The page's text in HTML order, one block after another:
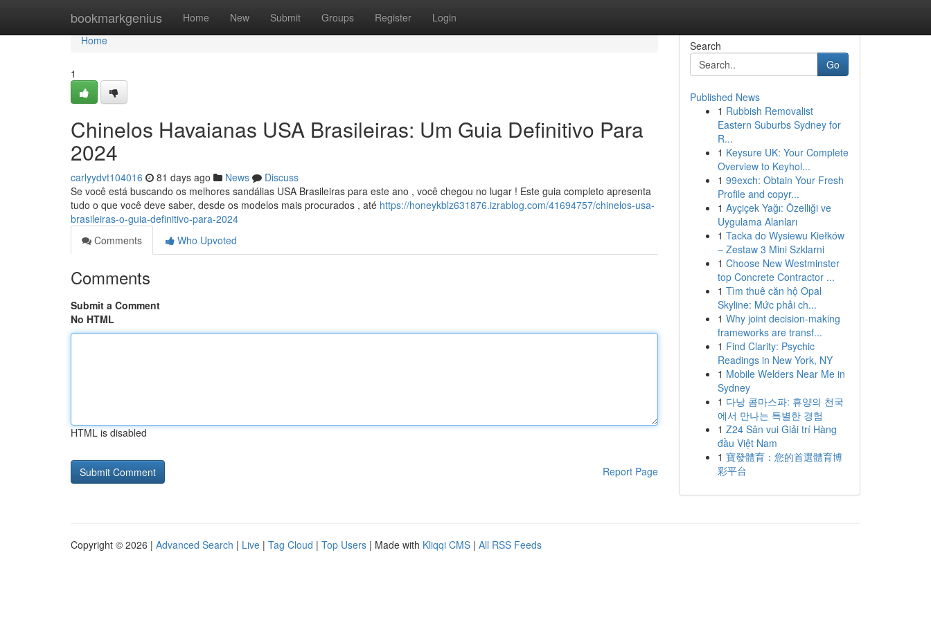
bookmarkgenius Home New Submit Groups Register Login
Home
Home
1
Chinelos Havaianas USA Brasileiras: Um Guia Definitivo Para
2024
carlyydvt104016 81 days ago News
Discuss
Se você está buscando os melhores sandálias USA Brasileiras para este ano , você chegou no lugar ! Este guia completo apresenta
tudo o que você deve saber, desde os modelos mais procurados , até https://honeykblz631876.izrablog.com/41694757/chinelos-usa-
brasileiras-o-guia-definitivo-para-2024
Comments
Who Upvoted
Comments
Submit a Comment
No HTML
HTML is disabled
Report Page
Search
Go
Published News
1 Rubbish Removalist
Eastern Suburbs Sydney for
R...
1 Keysure UK: Your Complete
Overview to Keyhol...
1 99exch: Obtain Your Fresh
Profile and copyr...
1 Ayçiçek Yağı: Özelliği ve
Uygulama Alanları
1 Tacka do Wysiewu Kiełków
– Zestaw 3 Mini Szklarni
1 Choose New Westminster
top Concrete Contractor ...
1 Tìm thuê căn hộ Opal
Skyline: Mức phải ch...
1 Why joint decision-making
frameworks are transf...
1 Find Clarity: Psychic
Readings in New York, NY
1 Mobile Welders Near Me in
Sydney
1 다낭 콤마스파: 휴양의 천국
에서 만나는 특별한 경험
1 Z24 Sân vui Giải trí Hàng
đầu Việt Nam
1 寶發體育：您的首選體育博
彩平台
Copyright © 2026 | Advanced Search | Live | Tag Cloud | Top Users | Made with Kliqqi CMS | All RSS Feeds